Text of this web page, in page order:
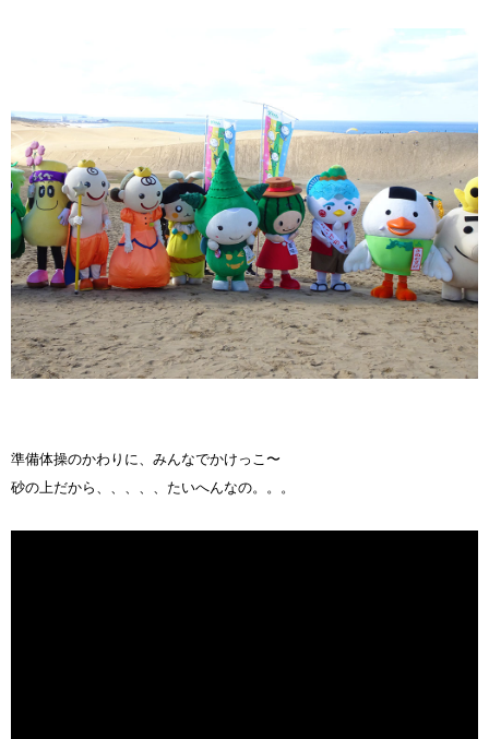
準備体操のかわりに、みんなでかけっこ〜
砂の上だから、、、、、たいへんなの。。。